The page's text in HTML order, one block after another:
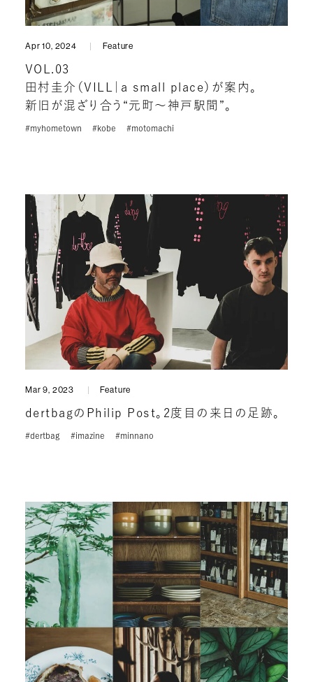
Apr 10, 2024 Feature
VOL.03
田村圭介（VILL｜a small place）が案内。
新旧が混ざり合う“元町〜神戸駅間”。
#myhometown #kobe #motomachi
Mar 9, 2023 Feature
dertbagのPhilip Post。2度目の来日の足跡。
#dertbag #imazine #minnano